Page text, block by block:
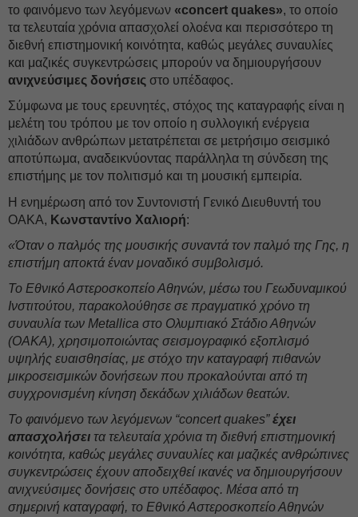
το φαινόμενο των λεγόμενων «concert quakes», το οποίο
τα τελευταία χρόνια απασχολεί ολοένα και περισσότερο τη
διεθνή επιστημονική κοινότητα, καθώς μεγάλες συναυλίες
και μαζικές συγκεντρώσεις μπορούν να δημιουργήσουν
ανιχνεύσιμες δονήσεις στο υπέδαφος.
Σύμφωνα με τους ερευνητές, στόχος της καταγραφής είναι η
μελέτη του τρόπου με τον οποίο η συλλογική ενέργεια
χιλιάδων ανθρώπων μετατρέπεται σε μετρήσιμο σεισμικό
αποτύπωμα, αναδεικνύοντας παράλληλα τη σύνδεση της
επιστήμης με τον πολιτισμό και τη μουσική εμπειρία.
H ενημέρωση από τον Συντονιστή Γενικό Διευθυντή του
ΟΑΚΑ, Κωνσταντίνο Χαλιορή:
«Όταν ο παλμός της μουσικής συναντά τον παλμό της Γης, η
επιστήμη αποκτά έναν μοναδικό συμβολισμό.
Το Εθνικό Αστεροσκοπείο Αθηνών, μέσω του Γεωδυναμικού
Ινστιτούτου, παρακολούθησε σε πραγματικό χρόνο τη
συναυλία των Metallica στο Ολυμπιακό Στάδιο Αθηνών
(ΟΑΚΑ), χρησιμοποιώντας σεισμογραφικό εξοπλισμό
υψηλής ευαισθησίας, με στόχο την καταγραφή πιθανών
μικροσεισμικών δονήσεων που προκαλούνται από τη
συγχρονισμένη κίνηση δεκάδων χιλιάδων θεατών.
Το φαινόμενο των λεγόμενων “concert quakes”έχει
απασχολήσει τα τελευταία χρόνια τη διεθνή επιστημονική
κοινότητα, καθώς μεγάλες συναυλίες και μαζικές ανθρώπινες
συγκεντρώσεις έχουν αποδειχθεί ικανές να δημιουργήσουν
ανιχνεύσιμες δονήσεις στο υπέδαφος. Μέσα από τη
σημερινή καταγραφή, το Εθνικό Αστεροσκοπείο Αθηνών